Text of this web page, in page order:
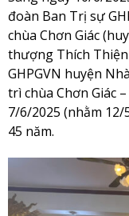
đoàn Ban Trị sự
chùa Chơn Giác
thượng Thích
GHPGVN huyện
trì chùa Chơn Giác
7/6/2025 (nhằm 12/
45 năm.